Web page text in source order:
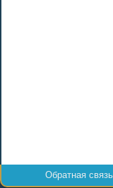
Обратная связь